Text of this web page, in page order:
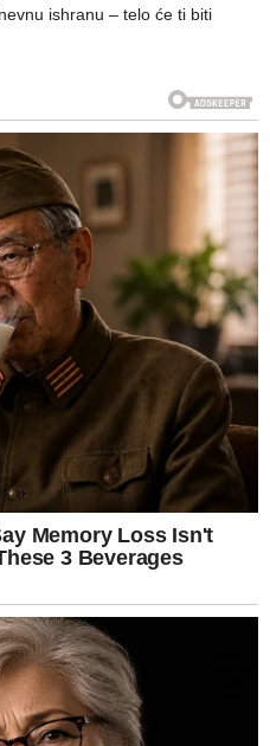
ishranu – telo će ti biti